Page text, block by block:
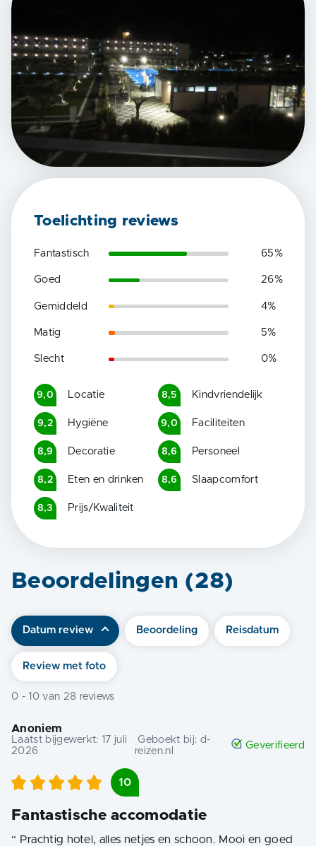
Toelichting reviews
Fantastisch 65 %
Goed 26%
Gemiddeld 4%
Matig 5%
Slecht 0%
9,0 Locatie 8,5 Kindvriendelijk
9,2 Hygiëne 9,0 Faciliteiten
8,9 Decoratie 8,6 Personeel
8,2 Eten en drinken 8,6 Slaapcomfort
8,3 Prijs/Kwaliteit
Beoordelingen (28)
Datum review Beoordeling Reisdatum
Review met foto
0 - 10van 28 reviews
Anoniem
Laatst bijgewerkt: 17 juli
2026
Geboekt bij: d-
reizen.nl
Geverifieerd
10
Fantastische accomodatie
“ Prachtig hotel, alles netjes en schoon. Mooi en goed